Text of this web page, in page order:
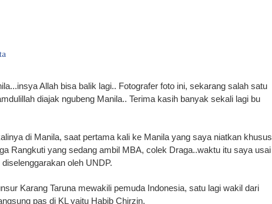
Allah bisa balik lagi.. Fotografer foto ini, sekarang salah satu
diajak ngubeng Manila.. Terima kasih banyak sekali lagi bu
di Manila, saat pertama kali ke Manila yang saya niatkan khusus
Rangkuti yang sedang ambil MBA, colek Draga..waktu itu saya usai
oleh UNDP.
Karang Taruna mewakili pemuda Indonesia, satu lagi wakil dari
pas di KL yaitu Habib Chirzin.